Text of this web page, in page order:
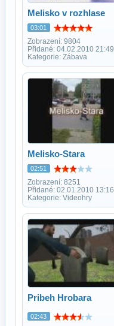
Melisko v rozhlase
03:01
Zobrazení: 9804
Přidané: 04.02.2010 21:49
Kategorie: Zábava
Melisko-Stara
02:51
Zobrazení: 8251
Přidané: 02.01.2010 13:16
Kategorie: Videohry
Pribeh Hrobara
02:43